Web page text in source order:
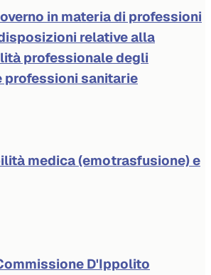
in materia di professioni
relative alla
professionale degli
professioni sanitarie
medica (emotrasfusione) e
D'Ippolito